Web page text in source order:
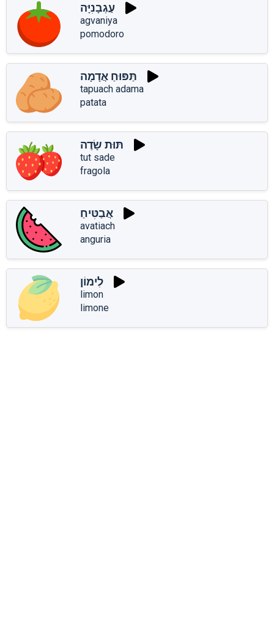
עַגְבָנִיָּה
agvaniya
pomodoro
תַּפּוּחַ אֲדָמָה
tapuach adama
patata
תּוּת שָׂדֶה
tut sade
fragola
אֲבַטִּיחַ
avatiach
anguria
לִימוֹן
limon
limone